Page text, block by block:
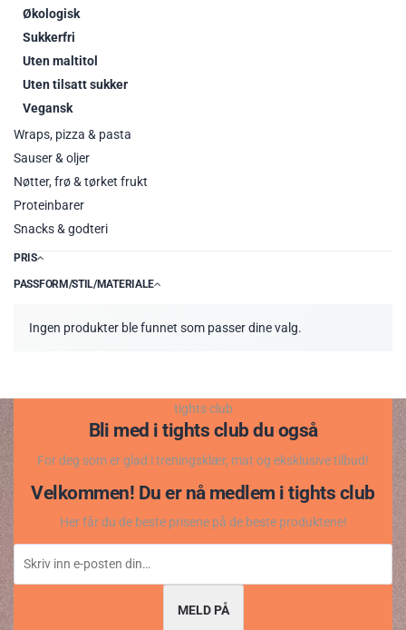
Økologisk
Sukkerfri
Uten maltitol
Uten tilsatt sukker
Vegansk
Wraps, pizza & pasta
Sauser & oljer
Nøtter, frø & tørket frukt
Proteinbarer
Snacks & godteri
PRIS
PASSFORM/STIL/MATERIALE
Ingen produkter ble funnet som passer dine valg.
tights club
Bli med i tights club du også
For deg som er glad i treningsklær, mat og eksklusive tilbud!
Velkommen! Du er nå medlem i tights club
Her får du de beste prisene på de beste produktene!
MELD PÅ